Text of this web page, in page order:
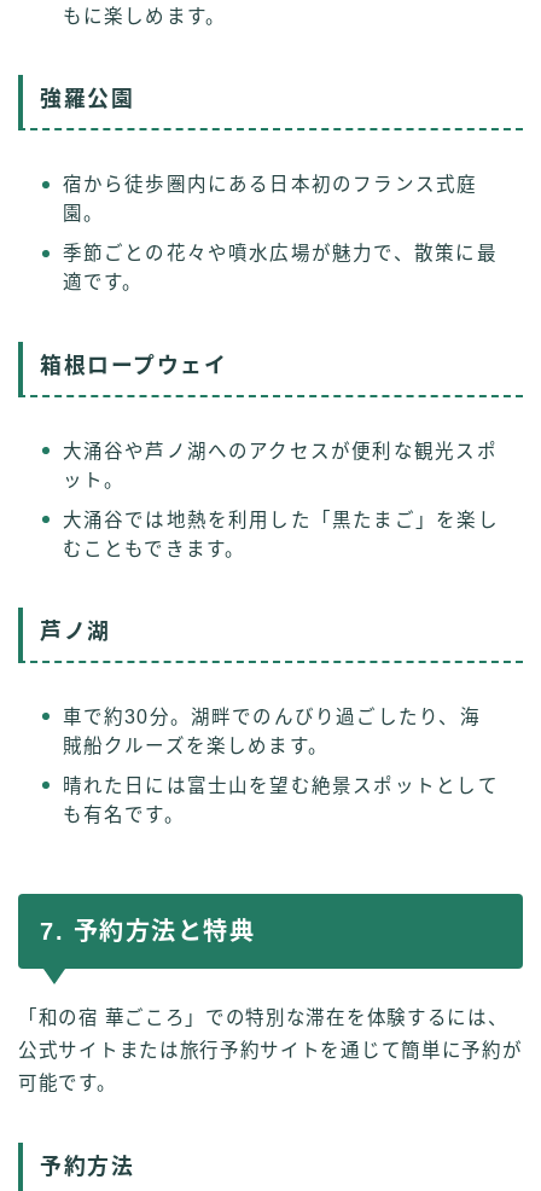
もに楽しめます。
強羅公園
宿から徒歩圏内にある日本初のフランス式庭
園。
季節ごとの花々や噴水広場が魅力で、散策に最
適です。
箱根ロープウェイ
大涌谷や芦ノ湖へのアクセスが便利な観光スポ
ット。
大涌谷では地熱を利用した「黒たまご」を楽し
むこともできます。
芦ノ湖
車で約30分。湖畔でのんびり過ごしたり、海
賊船クルーズを楽しめます。
晴れた日には富士山を望む絶景スポットとして
も有名です。
7. 予約方法と特典
「和の宿 華ごころ」での特別な滞在を体験するには、
公式サイトまたは旅行予約サイトを通じて簡単に予約が
可能です。
予約方法